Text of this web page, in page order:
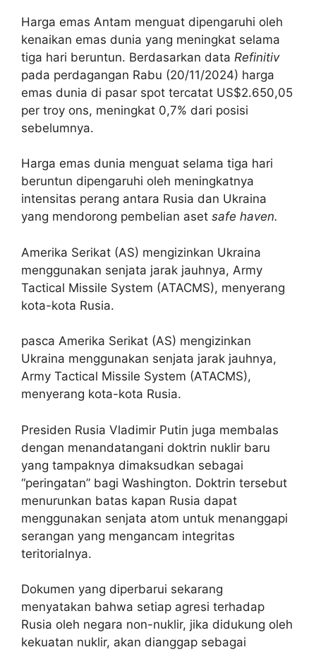
Harga emas Antam menguat dipengaruhi oleh
kenaikan emas dunia yang meningkat selama
tiga hari beruntun. Berdasarkan data Refinitiv
pada perdagangan Rabu (20/11/2024) harga
emas dunia di pasar spot tercatat US$2.650,05
per troy ons, meningkat 0,7% dari posisi
sebelumnya.
Harga emas dunia menguat selama tiga hari
beruntun dipengaruhi oleh meningkatnya
intensitas perang antara Rusia dan Ukraina
yang mendorong pembelian aset safe haven.
Amerika Serikat (AS) mengizinkan Ukraina
menggunakan senjata jarak jauhnya, Army
Tactical Missile System (ATACMS), menyerang
kota-kota Rusia.
pasca Amerika Serikat (AS) mengizinkan
Ukraina menggunakan senjata jarak jauhnya,
Army Tactical Missile System (ATACMS),
menyerang kota-kota Rusia.
Presiden Rusia Vladimir Putin juga membalas
dengan menandatangani doktrin nuklir baru
yang tampaknya dimaksudkan sebagai
“peringatan” bagi Washington. Doktrin tersebut
menurunkan batas kapan Rusia dapat
menggunakan senjata atom untuk menanggapi
serangan yang mengancam integritas
teritorialnya.
Dokumen yang diperbarui sekarang
menyatakan bahwa setiap agresi terhadap
Rusia oleh negara non-nuklir, jika didukung oleh
kekuatan nuklir, akan dianggap sebagai